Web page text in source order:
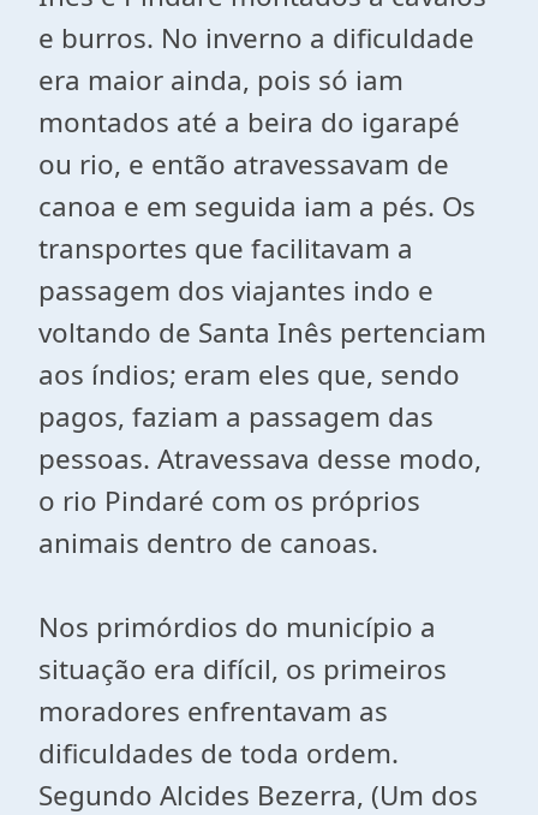
e burros. No inverno a dificuldade
era maior ainda, pois só iam
montados até a beira do igarapé
ou rio, e então atravessavam de
canoa e em seguida iam a pés. Os
transportes que facilitavam a
passagem dos viajantes indo e
voltando de Santa Inês pertenciam
aos índios; eram eles que, sendo
pagos, faziam a passagem das
pessoas. Atravessava desse modo,
o rio Pindaré com os próprios
animais dentro de canoas.
Nos primórdios do município a
situação era difícil, os primeiros
moradores enfrentavam as
dificuldades de toda ordem.
Segundo Alcides Bezerra, (Um dos